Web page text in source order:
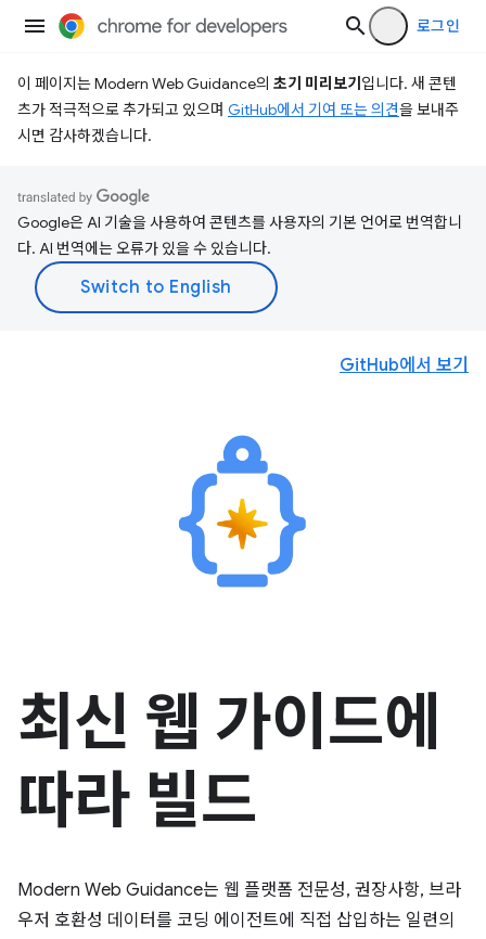
로그인
이 페이지는 Modern Web Guidance의 초기 미리보기 입니다. 새 콘텐
츠가 적극적으로 추가되고 있으며 GitHub에서 기여 또는 의견을 보내주
시면 감사하겠습니다.
Google은 AI 기술을 사용하여 콘텐츠를 사용자의 기본 언어로 번역합니
다. AI 번역에는 오류가 있을 수 있습니다.
최신 웹 가이드에
따라 빌드
Modern Web Guidance는 웹 플랫폼 전문성, 권장사항, 브라
우저 호환성 데이터를 코딩 에이전트에 직접 삽입하는 일련의
GitHub에서 보기